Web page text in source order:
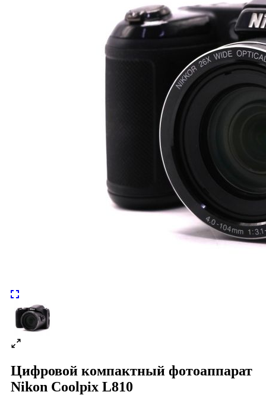
Цифровой компактный фотоаппарат
Nikon Coolpix L810